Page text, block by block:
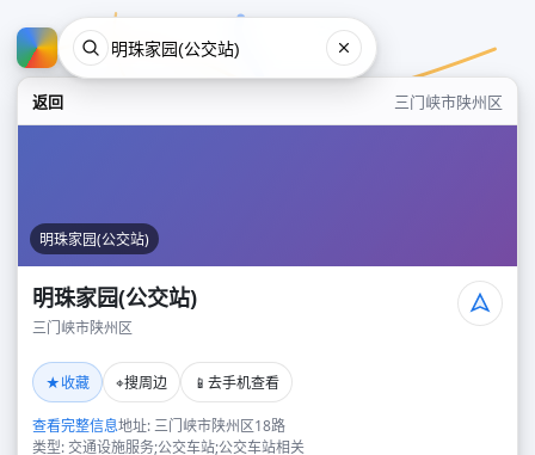
返回 三门峡市陕州区
明珠家园(公交站)
明珠家园(公交站)
三门峡市陕州区
★收藏 ⌖搜周边 📱 去手机查看
查看完整信息地址: 三门峡市陕州区18路
类型: 交通设施服务;公交车站;公交车站相关